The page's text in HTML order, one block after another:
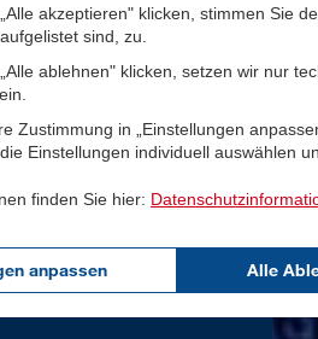
akzeptieren" klicken, stimmen Sie
sind, zu.
ablehnen" klicken, setzen wir nur
Zustimmung in „Einstellungen
Einstellungen individuell auswählen
finden Sie hier:
anpassen Alle